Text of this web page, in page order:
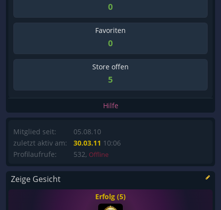
0
Favoriten
0
Store offen
5
Hilfe
Mitglied seit:
zuletzt aktiv am:
Profilaufrufe:
05.08.10
30.03.11 10:06
532, Offline
Zeige Gesicht
Erfolg (5)